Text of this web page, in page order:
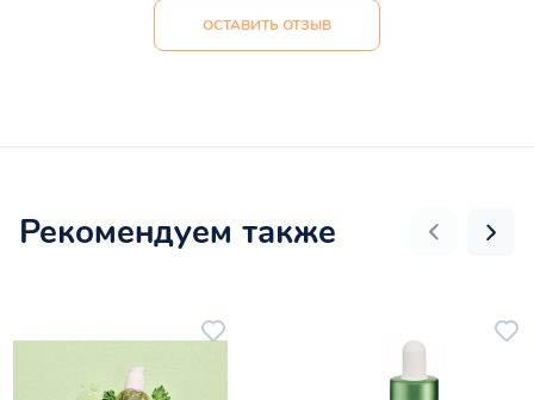
ОСТАВИТЬ ОТЗЫВ
Рекомендуем также